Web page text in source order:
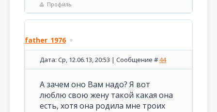
Профиль
father_1976
Дата: Ср, 12.06.13, 20:53 | Сообщение #44
А зачем оно Вам надо? Я вот
люблю свою жену такой какая она
есть, хотя она родила мне троих